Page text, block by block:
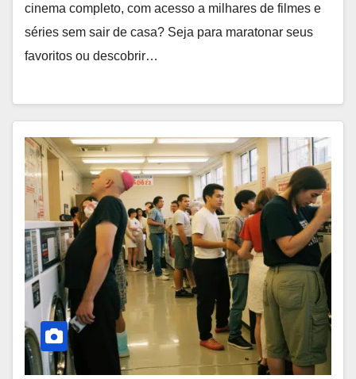
cinema completo, com acesso a milhares de filmes e
séries sem sair de casa? Seja para maratonar seus
favoritos ou descobrir…